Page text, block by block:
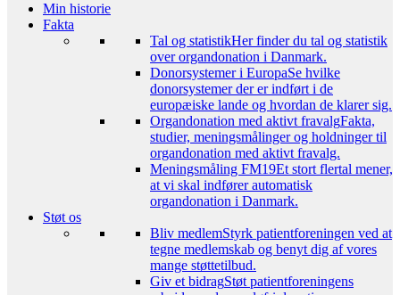
Min historie
Fakta
Tal og statistikHer finder du tal og statistik
over organdonation i Danmark.
Donorsystemer i EuropaSe hvilke
donorsystemer der er indført i de
europæiske lande og hvordan de klarer sig.
Organdonation med aktivt fravalgFakta,
studier, meningsmålinger og holdninger til
organdonation med aktivt fravalg.
Meningsmåling FM19Et stort flertal mener,
at vi skal indfører automatisk
organdonation i Danmark.
Støt os
Bliv medlemStyrk patientforeningen ved at
tegne medlemskab og benyt dig af vores
mange støttetilbud.
Giv et bidragStøt patientforeningens